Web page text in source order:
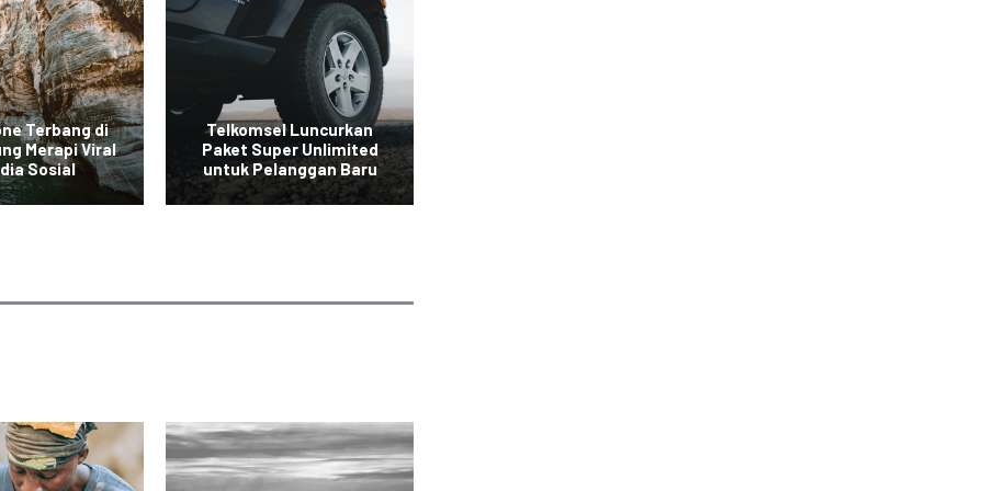
Terbang di
Merapi Viral
Sosial
Telkomsel Luncurkan
Paket Super Unlimited
untuk Pelanggan Baru